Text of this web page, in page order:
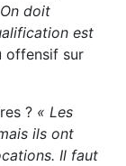
doit
est
offensif sur
? « Les
ils ont
Il faut